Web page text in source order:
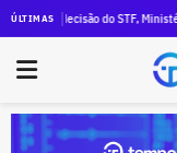
ÚLTIMAS
declara R$ 47 milhões em
decisão do STF, Ministério